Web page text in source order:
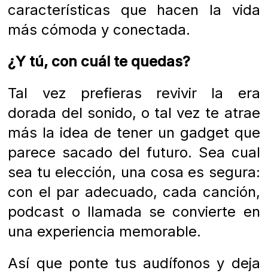
características que hacen la vida
más cómoda y conectada.
¿Y tú, con cuál te quedas?
Tal vez prefieras revivir la era
dorada del sonido, o tal vez te atrae
más la idea de tener un gadget que
parece sacado del futuro. Sea cual
sea tu elección, una cosa es segura:
con el par adecuado, cada canción,
podcast o llamada se convierte en
una experiencia memorable.
Así que ponte tus audífonos y deja